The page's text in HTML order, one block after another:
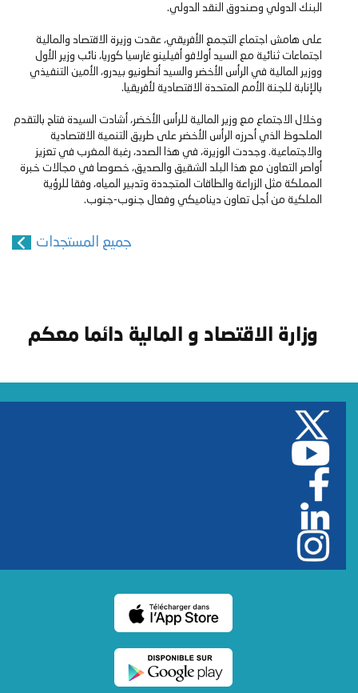
البنك الدولي وصندوق النقد الدولي.
على هامش اجتماع التجمع الأفريقي، عقدت وزيرة الاقتصاد والمالية
اجتماعات ثنائية مع السيد أولافو أفيلينو غارسيا كوريا، نائب وزير الأول
ووزير المالية في الرأس الأخضر والسيد أنطونيو بيدرو، الأمين التنفيذي
بالإنابة للجنة الأمم المتحدة الاقتصادية لأفريقيا.
وخلال الاجتماع مع وزير المالية للرأس الأخضر، أشادت السيدة فتاح بالتقدم
الملحوظ الذي أحرزه الرأس الأخضر على طريق التنمية الاقتصادية
والاجتماعية. وجددت الوزيرة، في هذا الصدد، رغبة المغرب في تعزيز
أواصر التعاون مع هذا البلد الشقيق والصديق، خصوصا في مجالات خبرة
المملكة مثل الزراعة والطاقات المتجددة وتدبير المياه، وفقا للرؤية
الملكية من أجل تعاون ديناميكي وفعال جنوب-جنوب.
جميع المستجدات
وزارة الاقتصاد و المالية دائما معكم